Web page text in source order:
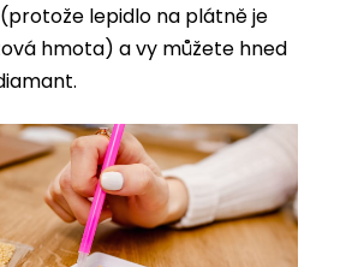
lepidlo na plátně je
hmota) a vy můžete hned